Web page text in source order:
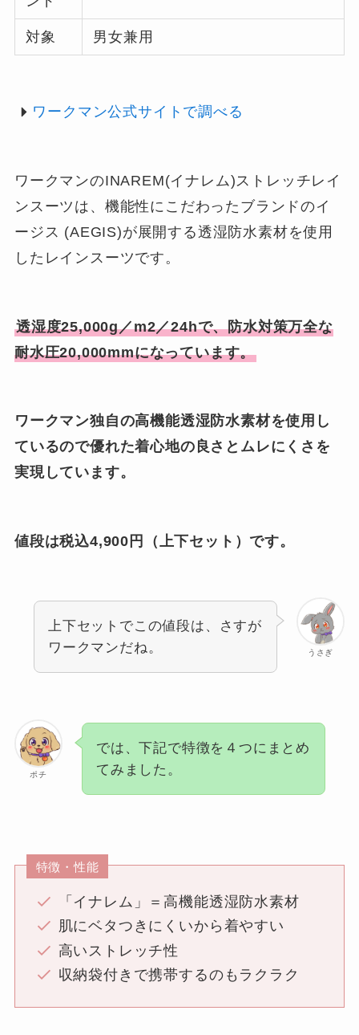
対象 男女兼用
ワークマン公式サイトで調べる
ワークマンのINAREM(イナレム)ストレッチレイ
ンスーツは、機能性にこだわったブランドのイ
ージス (AEGIS)が展開する透湿防水素材を使用
したレインスーツです。
透湿度25,000g／m2／24hで、防水対策万全な
耐水圧20,000mmになっています。
ワークマン独自の高機能透湿防水素材を使用し
ているので優れた着心地の良さとムレにくさを
実現しています。
値段は税込4,900円（上下セット）です。
うさぎ
上下セットでこの値段は、さすが
ワークマンだね。
ポチ
では、下記で特徴を４つにまとめ
てみました。
特徴・性能
「イナレム」＝高機能透湿防水素材
肌にベタつきにくいから着やすい
高いストレッチ性
収納袋付きで携帯するのもラクラク